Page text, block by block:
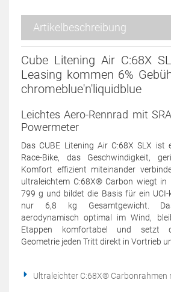
Artikelbeschreibung
Cube Litening Air C:68X
Leasing kommen 6%
chromeblue'n'liquidblue
Leichtes Aero-Rennrad mit
Powermeter
Das CUBE Litening Air C:68X SLX ist
Race-Bike, das Geschwindigkeit,
Komfort effizient miteinander
ultraleichtem C:68X® Carbon wiegt in
799 g und bildet die Basis für ein
nur 6,8 kg Gesamtgewicht.
aerodynamisch optimal im Wind,
Etappen komfortabel und setzt
Geometrie jeden Tritt direkt in Vortrieb
Ultraleichter C:68X® Carbonrahmen